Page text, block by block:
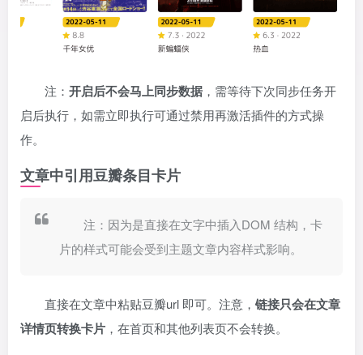
注： 开启后不会马上同步数据 ，需等待下次同步任务开
启后执行，如需立即执行可通过禁用再激活插件的方式操
作。
文章中引用豆瓣条目卡片
注：因为是直接在文字中插入DOM 结构，卡
片的样式可能会受到主题文章内容样式影响。
直接在文章中粘贴豆瓣url 即可。注意， 链接只会在文章
详情页转换卡片 ，在首页和其他列表页不会转换。